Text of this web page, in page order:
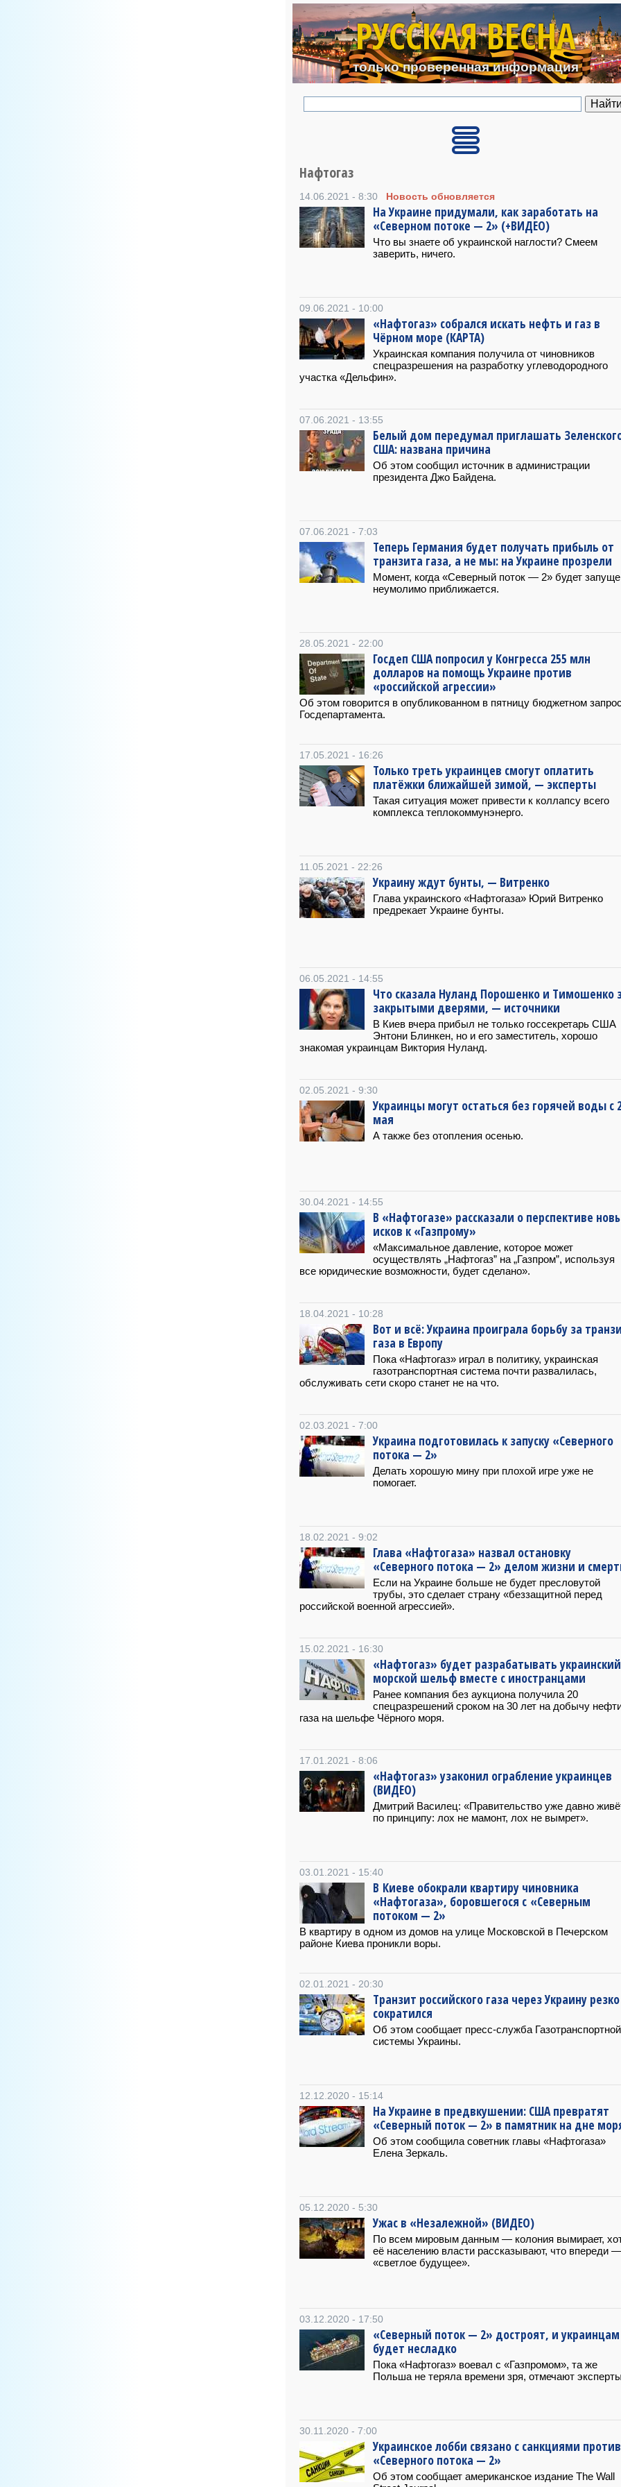
Перейти к основному
РУССКАЯ ВЕСНА
только проверенная информация
Нафтогаз
14.06.2021 - 8:30 Новость обновляется
На Украине придумали, как заработать на
«Северном потоке — 2» (+ВИДЕО)
Что вы знаете об украинской наглости? Смеем
заверить, ничего.
09.06.2021 - 10:00
«Нафтогаз» собрался искать нефть и газ в
Чёрном море (КАРТА)
Украинская компания получила от чиновников
спецразрешения на разработку углеводородного
участка «Дельфин».
07.06.2021 - 13:55
Белый дом передумал приглашать
США: названа причина
Об этом сообщил источник в администрации
президента Джо Байдена.
07.06.2021 - 7:03
Теперь Германия будет получать прибыль от
транзита газа, а не мы: на Украине прозрели
Момент, когда «Северный поток — 2» будет
неумолимо приближается.
28.05.2021 - 22:00
Госдеп США попросил у Конгресса 255 млн
долларов на помощь Украине против
«российской агрессии»
Об этом говорится в опубликованном в пятницу бюджетном
Госдепартамента.
17.05.2021 - 16:26
Только треть украинцев смогут оплатить
платёжки ближайшей зимой, — эксперты
Такая ситуация может привести к коллапсу всего
комплекса теплокоммунэнерго.
11.05.2021 - 22:26
Украину ждут бунты, — Витренко
Глава украинского «Нафтогаза» Юрий Витренко
предрекает Украине бунты.
06.05.2021 - 14:55
Что сказала Нуланд Порошенко и Тимошенко
закрытыми дверями, — источники
В Киев вчера прибыл не только госсекретарь США
Энтони Блинкен, но и его заместитель, хорошо
знакомая украинцам Виктория Нуланд.
02.05.2021 - 9:30
Украинцы могут остаться без горячей воды с
мая
А также без отопления осенью.
30.04.2021 - 14:55
В «Нафтогазе» рассказали о перспективе
исков к «Газпрому»
«Максимальное давление, которое может
осуществлять „Нафтогаз” на „Газпром”, используя
все юридические возможности, будет сделано».
18.04.2021 - 10:28
Вот и всё: Украина проиграла борьбу за
газа в Европу
Пока «Нафтогаз» играл в политику, украинская
газотранспортная система почти развалилась,
обслуживать сети скоро станет не на что.
02.03.2021 - 7:00
Украина подготовилась к запуску «Северного
потока — 2»
Делать хорошую мину при плохой игре уже не
помогает.
18.02.2021 - 9:02
Глава «Нафтогаза» назвал остановку
«Северного потока — 2» делом жизни и
Если на Украине больше не будет пресловутой
трубы, это сделает страну «беззащитной перед
российской военной агрессией».
15.02.2021 - 16:30
«Нафтогаз» будет разрабатывать украинский
морской шельф вместе с иностранцами
Ранее компания без аукциона получила 20
спецразрешений сроком на 30 лет на добычу
газа на шельфе Чёрного моря.
17.01.2021 - 8:06
«Нафтогаз» узаконил ограбление украинцев
(ВИДЕО)
Дмитрий Василец: «Правительство уже давно
по принципу: лох не мамонт, лох не вымрет».
03.01.2021 - 15:40
В Киеве обокрали квартиру чиновника
«Нафтогаза», боровшегося с «Северным
потоком — 2»
В квартиру в одном из домов на улице Московской в Печерском
районе Киева проникли воры.
02.01.2021 - 20:30
Транзит российского газа через Украину резко
сократился
Об этом сообщает пресс-служба Газотранспортной
системы Украины.
12.12.2020 - 15:14
На Украине в предвкушении: США превратят
«Северный поток — 2» в памятник на дне
Об этом сообщила советник главы «Нафтогаза»
Елена Зеркаль.
05.12.2020 - 5:30
Ужас в «Незалежной» (ВИДЕО)
По всем мировым данным — колония вымирает,
её населению власти рассказывают, что впереди —
«светлое будущее».
03.12.2020 - 17:50
«Северный поток — 2» достроят, и украинцам
будет несладко
Пока «Нафтогаз» воевал с «Газпромом», та же
Польша не теряла времени зря, отмечают
30.11.2020 - 7:00
Украинское лобби связано с санкциями против
«Северного потока — 2»
Об этом сообщает американское издание The Wall